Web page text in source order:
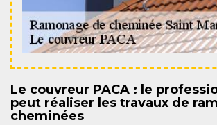
Le couvreur PACA : le
peut réaliser les travaux de
cheminées